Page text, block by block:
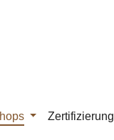
Zertifizierung